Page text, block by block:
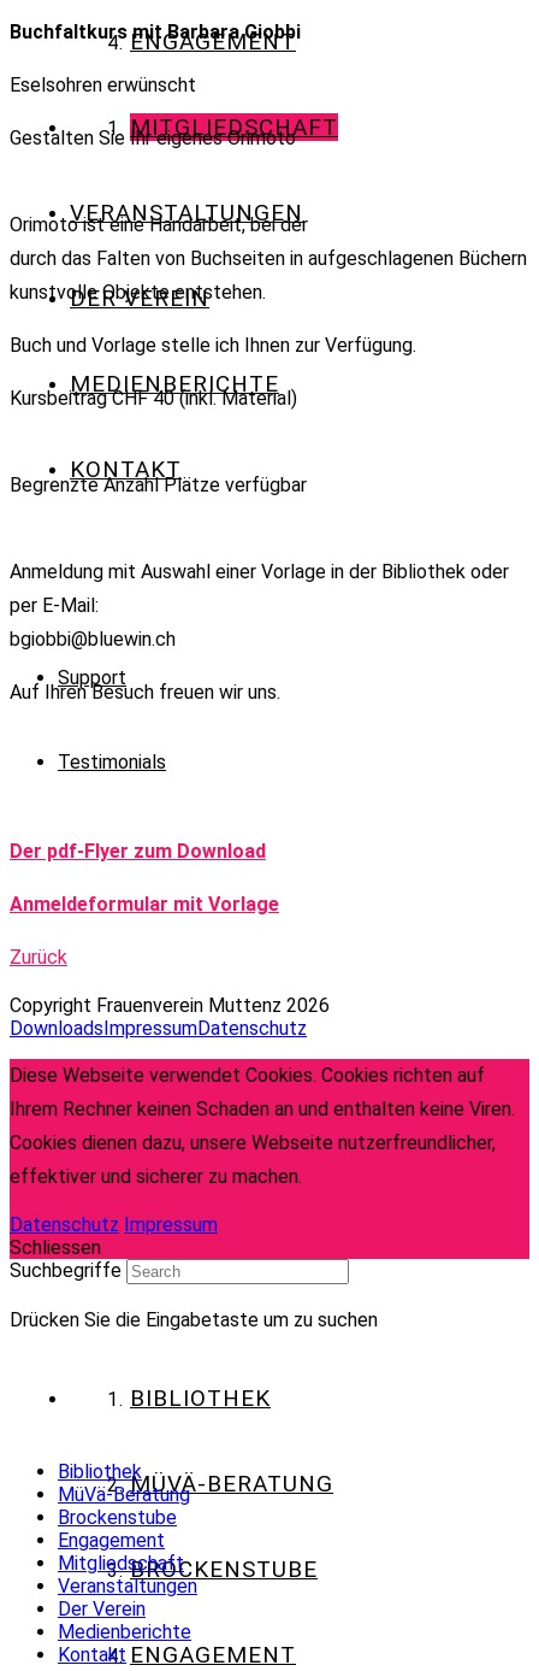
ENGAGEMENT
MITGLIEDSCHAFT
VERANSTALTUNGEN
DER VEREIN
MEDIENBERICHTE
KONTAKT
Support
Testimonials
Buchfaltkurs mit Barbara Giobbi
Eselsohren erwünscht
Gestalten Sie Ihr eigenes Orimoto
Orimoto ist eine Handarbeit, bei der
durch das Falten von Buchseiten in aufgeschlagenen Büchern
kunstvolle Objekte entstehen.
Buch und Vorlage stelle ich Ihnen zur Verfügung.
Kursbeitrag CHF 40 (inkl. Material)
Begrenzte Anzahl Plätze verfügbar
Anmeldung mit Auswahl einer Vorlage in der Bibliothek oder
per E-Mail:
bgiobbi@bluewin.ch
Auf Ihren Besuch freuen wir uns.
Der pdf-Flyer zum Download
Anmeldeformular mit Vorlage
Zurück
Copyright Frauenverein Muttenz 2026
DownloadsImpressumDatenschutz
Diese Webseite verwendet Cookies. Cookies richten auf
Ihrem Rechner keinen Schaden an und enthalten keine Viren.
Cookies dienen dazu, unsere Webseite nutzerfreundlicher,
effektiver und sicherer zu machen.
Datenschutz Impressum
Schliessen
Suchbegriffe
Drücken Sie die Eingabetaste um zu suchen
BIBLIOTHEK
MÜVÄ-BERATUNG
BROCKENSTUBE
ENGAGEMENT
Bibliothek
MüVä-Beratung
Brockenstube
Engagement
Mitgliedschaft
Veranstaltungen
Der Verein
Medienberichte
Kontakt